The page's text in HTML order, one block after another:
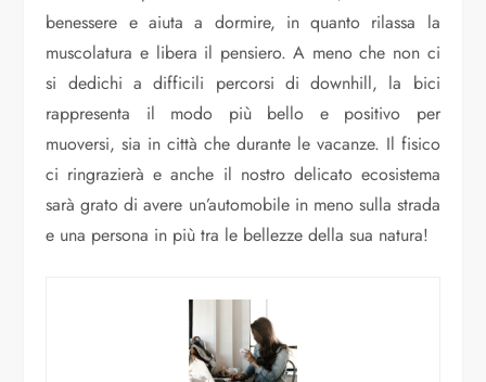
benessere e aiuta a dormire, in quanto rilassa la
muscolatura e libera il pensiero. A meno che non ci
si dedichi a difficili percorsi di downhill, la bici
rappresenta il modo più bello e positivo per
muoversi, sia in città che durante le vacanze. Il fisico
ci ringrazierà e anche il nostro delicato ecosistema
sarà grato di avere un’automobile in meno sulla strada
e una persona in più tra le bellezze della sua natura!